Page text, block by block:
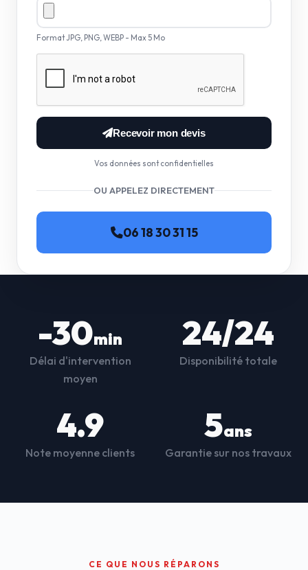
Format JPG, PNG, WEBP - Max 5 Mo
Recevoir mon devis
Vos données sont confidentielles
OU APPELEZ DIRECTEMENT
06 18 30 31 15
-30min
Délai d'intervention
moyen
24/24
Disponibilité totale
4.9
Note moyenne clients
5ans
Garantie sur nos travaux
CE QUE NOUS RÉPARONS